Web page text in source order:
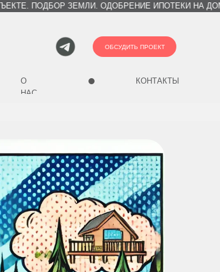
ЗЕМЛИ. ОДОБРЕНИЕ ИПОТЕКИ НА ДОМА.
ОБСУДИТЬ ПРОЕКТ
КОНТАКТЫ
О
НАС